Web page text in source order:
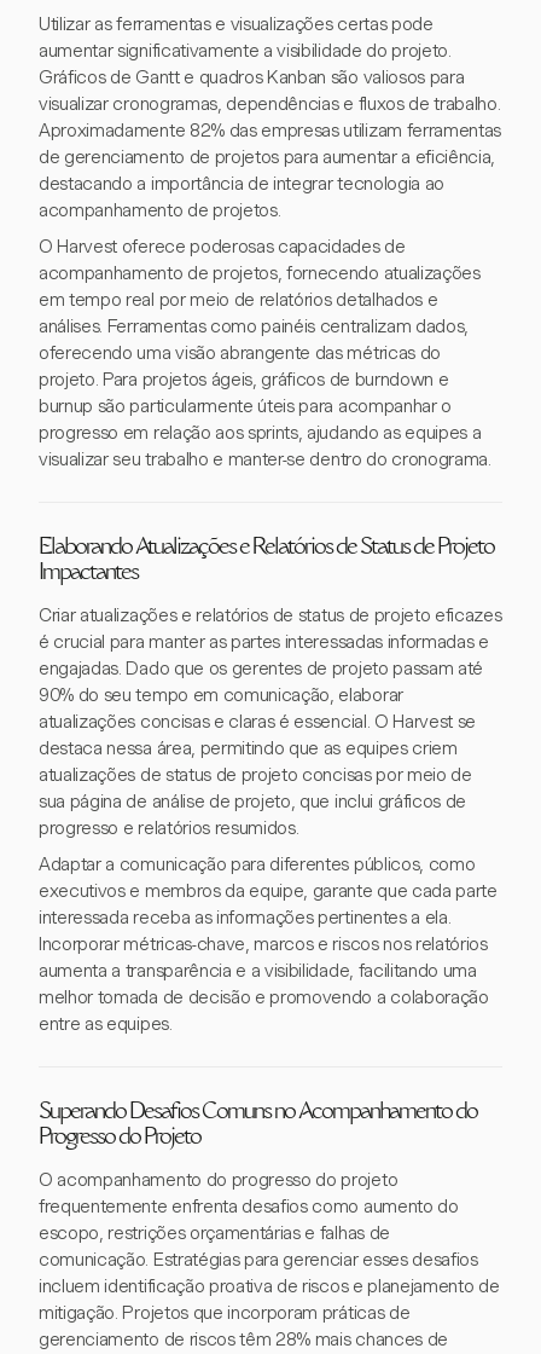
Utilizar as ferramentas e visualizações certas pode
aumentar significativamente a visibilidade do projeto.
Gráficos de Gantt e quadros Kanban são valiosos para
visualizar cronogramas, dependências e fluxos de trabalho.
Aproximadamente 82% das empresas utilizam ferramentas
de gerenciamento de projetos para aumentar a eficiência,
destacando a importância de integrar tecnologia ao
acompanhamento de projetos.
O Harvest oferece poderosas capacidades de
acompanhamento de projetos, fornecendo atualizações
em tempo real por meio de relatórios detalhados e
análises. Ferramentas como painéis centralizam dados,
oferecendo uma visão abrangente das métricas do
projeto. Para projetos ágeis, gráficos de burndown e
burnup são particularmente úteis para acompanhar o
progresso em relação aos sprints, ajudando as equipes a
visualizar seu trabalho e manter-se dentro do cronograma.
Elaborando Atualizações e Relatórios de Status de Projeto
Impactantes
Criar atualizações e relatórios de status de projeto eficazes
é crucial para manter as partes interessadas informadas e
engajadas. Dado que os gerentes de projeto passam até
90% do seu tempo em comunicação, elaborar
atualizações concisas e claras é essencial. O Harvest se
destaca nessa área, permitindo que as equipes criem
atualizações de status de projeto concisas por meio de
sua página de análise de projeto, que inclui gráficos de
progresso e relatórios resumidos.
Adaptar a comunicação para diferentes públicos, como
executivos e membros da equipe, garante que cada parte
interessada receba as informações pertinentes a ela.
Incorporar métricas-chave, marcos e riscos nos relatórios
aumenta a transparência e a visibilidade, facilitando uma
melhor tomada de decisão e promovendo a colaboração
entre as equipes.
Superando Desafios Comuns no Acompanhamento do
Progresso do Projeto
O acompanhamento do progresso do projeto
frequentemente enfrenta desafios como aumento do
escopo, restrições orçamentárias e falhas de
comunicação. Estratégias para gerenciar esses desafios
incluem identificação proativa de riscos e planejamento de
mitigação. Projetos que incorporam práticas de
gerenciamento de riscos têm 28% mais chances de